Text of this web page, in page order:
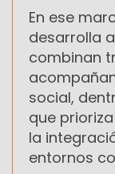
En ese
desarrolla
combinan
social,
que
la
entornos